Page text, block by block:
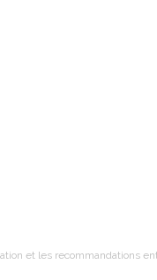
et les recommandations